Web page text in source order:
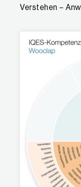
Verstehen –